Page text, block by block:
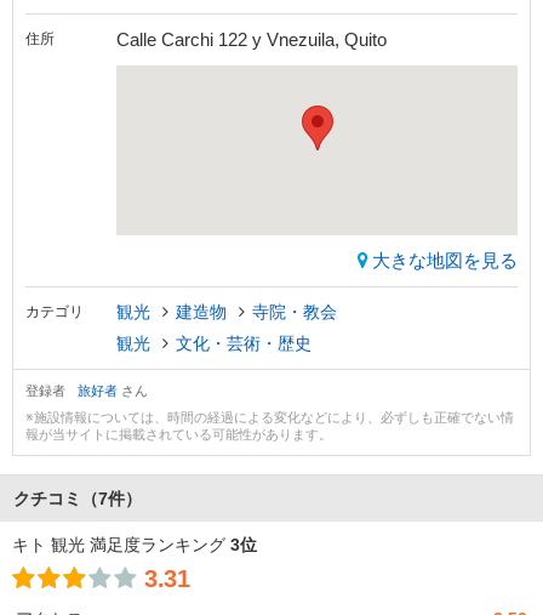
住所 Calle Carchi 122 y Vnezuila, Quito
大きな地図を見る
カテゴリ 観光 建造物
寺院・教会
観光
文化・芸術・歴史
登録者 旅好者 さん
※施設情報については、時間の経過による変化などにより、必ずしも正確でない情
報が当サイトに掲載されている可能性があります。
クチコミ （7件）
キト 観光 満足度ランキング 3位
3.31